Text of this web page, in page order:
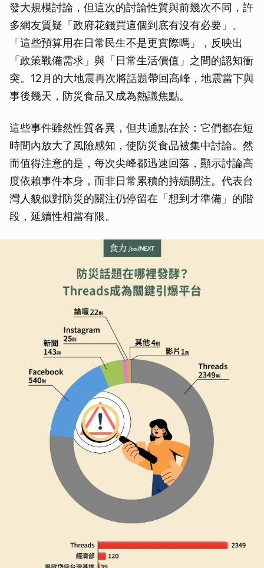
發大規模討論，但這次的討論性質與前幾次不同，許
多網友質疑「政府花錢買這個到底有沒有必要」、
「這些預算用在日常民生不是更實際嗎」，反映出
「政策戰備需求」與「日常生活價值」之間的認知衝
突。12月的大地震再次將話題帶回高峰，地震當下與
事後幾天，防災食品又成為熱議焦點。
這些事件雖然性質各異，但共通點在於：它們都在短
時間內放大了風險感知，使防災食品被集中討論。然
而值得注意的是，每次尖峰都迅速回落，顯示討論高
度依賴事件本身，而非日常累積的持續關注。代表台
灣人貌似對防災的關注仍停留在「想到才準備」的階
段，延續性相當有限。